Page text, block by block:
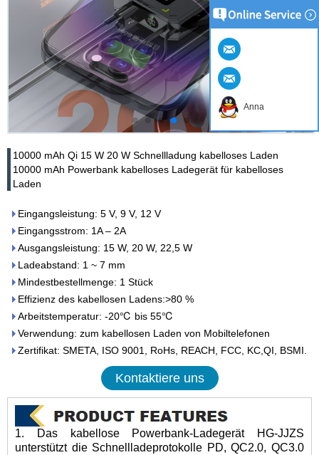
10000 mAh Qi 15 W 20 W Schnellladung kabelloses Laden
10000 mAh Powerbank kabelloses Ladegerät für kabelloses
Laden
Eingangsleistung: 5 V, 9 V, 12 V
Eingangsstrom: 1A – 2A
Ausgangsleistung: 15 W, 20 W, 22,5 W
Ladeabstand: 1 ~ 7 mm
Mindestbestellmenge: 1 Stück
Effizienz des kabellosen Ladens:>80 %
Arbeitstemperatur: -20℃ bis 55℃
Verwendung: zum kabellosen Laden von Mobiltelefonen
Zertifikat: SMETA, ISO 9001, RoHs, REACH, FCC, KC,QI, BSMI.
Kontaktiere uns
1. Das kabellose Powerbank-Ladegerät HG-JJZS
unterstützt die Schnellladeprotokolle PD, QC2.0, QC3.0
Anna